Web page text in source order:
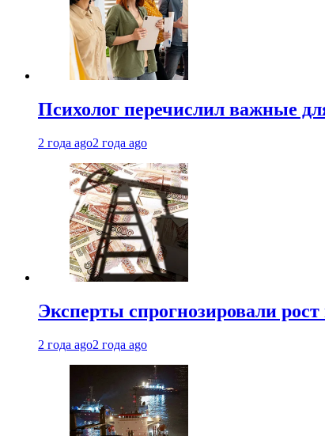
Психолог перечислил важные
2 года ago2 года ago
Эксперты спрогнозировали
2 года ago2 года ago